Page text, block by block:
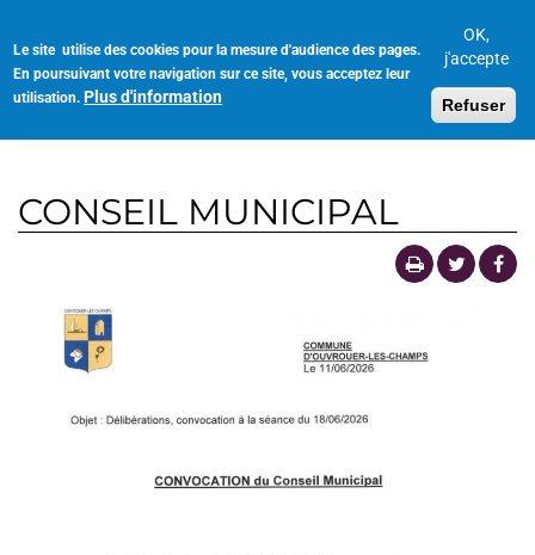
Le site utilise des cookies pour la mesure d'audience des pages.
En poursuivant votre navigation sur ce site, vous acceptez leur
utilisation. Plus d'information
OK,
j'accepte
Refuser
contenu
principal
CONSEIL MUNICIPAL